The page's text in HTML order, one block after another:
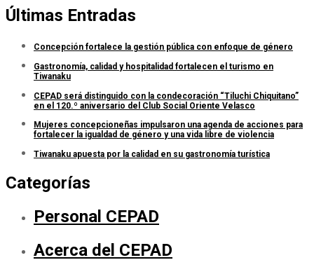
Últimas Entradas
Concepción fortalece la gestión pública con enfoque de género
Gastronomía, calidad y hospitalidad fortalecen el turismo en
Tiwanaku
CEPAD será distinguido con la condecoración “Tiluchi Chiquitano”
en el 120.º aniversario del Club Social Oriente Velasco
Mujeres concepcioneñas impulsaron una agenda de acciones para
fortalecer la igualdad de género y una vida libre de violencia
Tiwanaku apuesta por la calidad en su gastronomía turística
Categorías
Personal CEPAD
Acerca del CEPAD